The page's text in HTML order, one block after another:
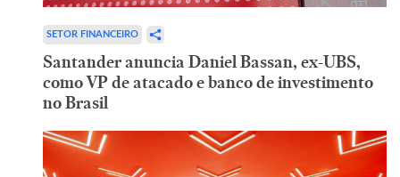
SETOR FINANCEIRO
Santander anuncia Daniel Bassan, ex-UBS,
como VP de atacado e banco de investimento
no Brasil